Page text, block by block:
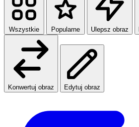
Wszystkie Popularne Ulepsz obraz
Konwertuj obraz Edytuj obraz